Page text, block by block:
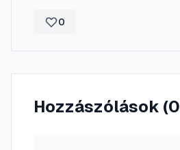
0
Hozzászólások (0